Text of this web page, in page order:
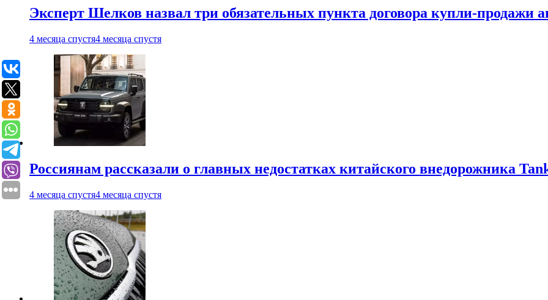
Эксперт Шелков назвал три обязательных пункта договора купли-продажи
4 месяца спустя4 месяца спустя
Россиянам рассказали о главных недостатках китайского внедорожника
4 месяца спустя4 месяца спустя